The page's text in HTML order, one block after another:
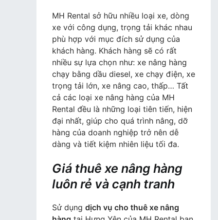
MH Rental sở hữu nhiều loại xe, dòng
xe với công dụng, trọng tải khác nhau
phù hợp với mục đích sử dụng của
khách hàng. Khách hàng sẽ có rất
nhiều sự lựa chọn như: xe nâng hàng
chạy bằng dầu diesel, xe chạy điện, xe
trọng tải lớn, xe nâng cao, thấp… Tất
cả các loại xe nâng hàng của MH
Rental đều là những loại tiên tiến, hiện
đại nhất, giúp cho quá trình nâng, dỡ
hàng của doanh nghiệp trở nên dễ
dàng và tiết kiệm nhiên liệu tối đa.
Giá thuê xe nâng hàng
luôn rẻ và cạnh tranh
Sử dụng dịch vụ cho thuê xe nâng